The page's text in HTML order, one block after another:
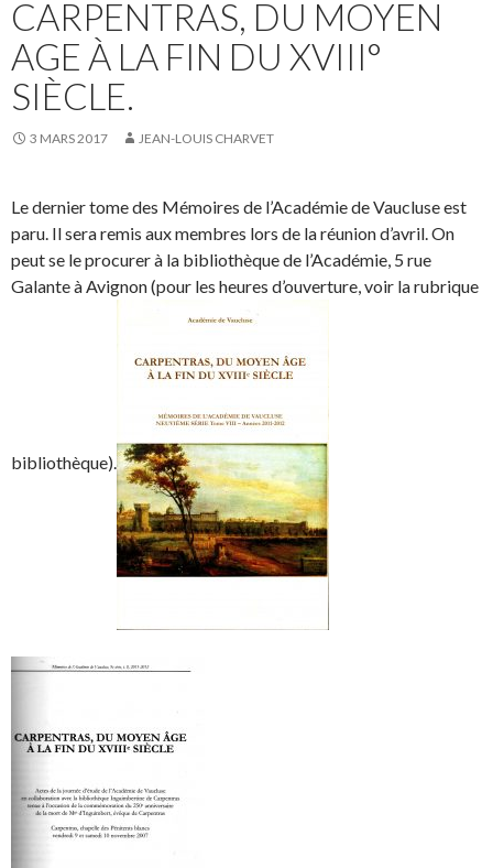
CARPENTRAS, DU MOYEN
AGE À LA FIN DU XVIII°
SIÈCLE.
3 MARS 2017 JEAN-LOUIS CHARVET
Le dernier tome des Mémoires de l’Académie de Vaucluse est
paru. Il sera remis aux membres lors de la réunion d’avril. On
peut se le procurer à la bibliothèque de l’Académie, 5 rue
Galante à Avignon (pour les heures d’ouverture, voir la rubrique
bibliothèque).